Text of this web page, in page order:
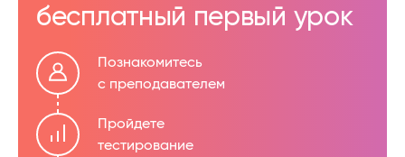
бесплатный первый урок
Познакомитесь
с преподавателем
Пройдете
тестирование